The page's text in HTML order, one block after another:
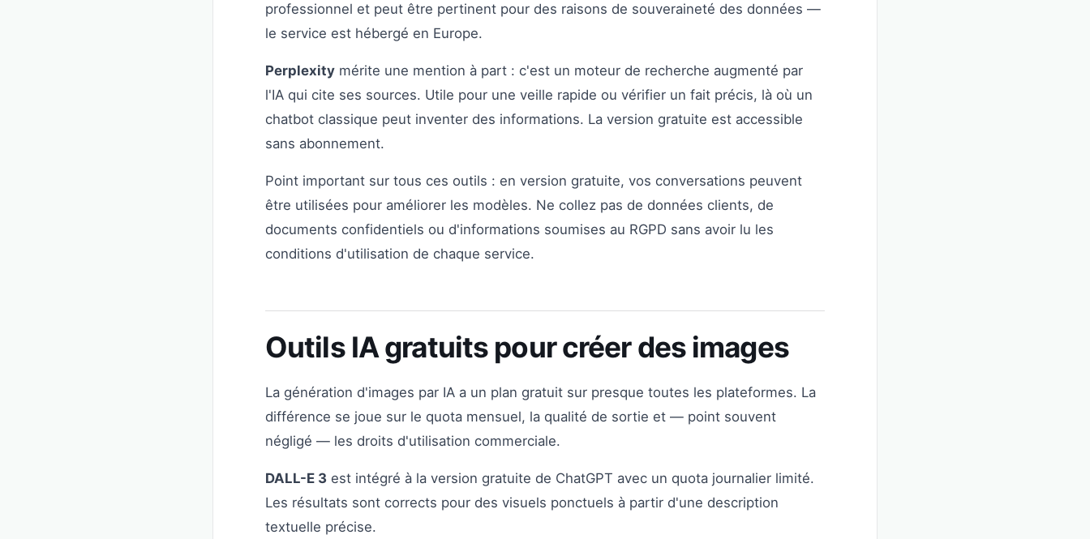
professionnel et peut être pertinent pour des raisons de souveraineté des données —
le service est hébergé en Europe.
Perplexity mérite une mention à part : c'est un moteur de recherche augmenté par
l'IA qui cite ses sources. Utile pour une veille rapide ou vérifier un fait précis, là où un
chatbot classique peut inventer des informations. La version gratuite est accessible
sans abonnement.
Point important sur tous ces outils : en version gratuite, vos conversations peuvent
être utilisées pour améliorer les modèles. Ne collez pas de données clients, de
documents confidentiels ou d'informations soumises au RGPD sans avoir lu les
conditions d'utilisation de chaque service.
Outils IA gratuits pour créer des images
La génération d'images par IA a un plan gratuit sur presque toutes les plateformes. La
différence se joue sur le quota mensuel, la qualité de sortie et — point souvent
négligé — les droits d'utilisation commerciale.
DALL-E 3 est intégré à la version gratuite de ChatGPT avec un quota journalier limité.
Les résultats sont corrects pour des visuels ponctuels à partir d'une description
textuelle précise.